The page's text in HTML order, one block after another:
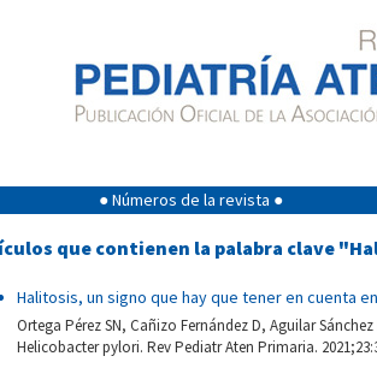
● Números de la revista ●
que contienen la palabra clave
Halitosis, un signo que hay que tener en cuenta
Ortega Pérez SN, Cañizo Fernández D, Aguilar
Helicobacter pylori. Rev Pediatr Aten Primaria.